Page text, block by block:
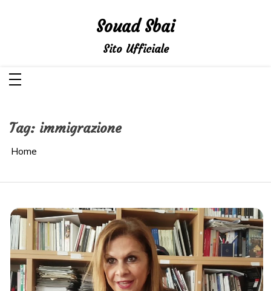
Souad Sbai
Sito Ufficiale
Tag: immigrazione
Home